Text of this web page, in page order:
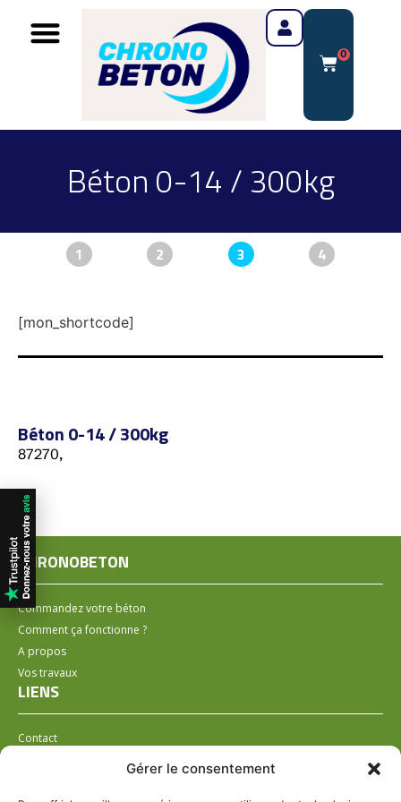
Gérer le consentement
0
Béton 0-14 / 300kg
1 2 3 4
[mon_shortcode]
Béton 0-14 / 300kg
87270,
CHRONOBETON
Commandez votre béton
Comment ça fonctionne ?
A propos
Vos travaux
LIENS
Contact